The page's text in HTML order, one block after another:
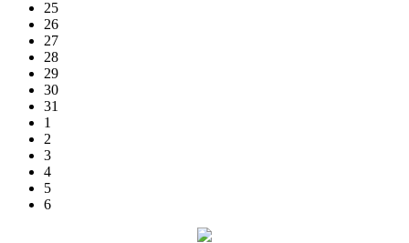
25
26
27
28
29
30
31
1
2
3
4
5
6